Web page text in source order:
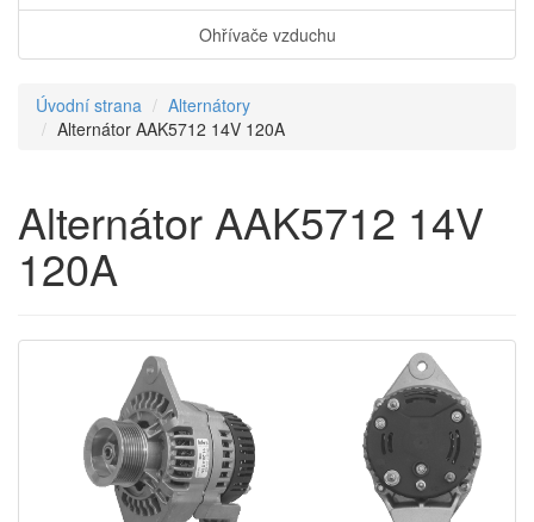
Ohřívače vzduchu
Úvodní strana
Alternátory
Alternátor AAK5712 14V 120A
Alternátor AAK5712 14V
120A